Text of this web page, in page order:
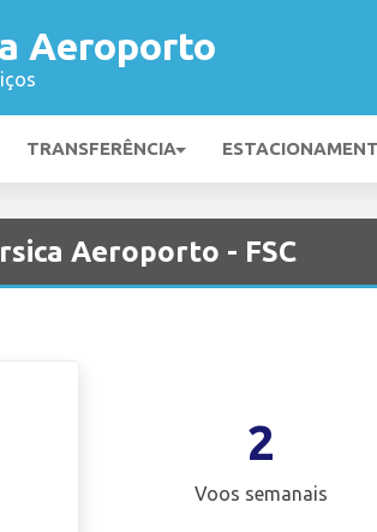
Aeroporto
TRANSFERÊNCIA
Aeroporto - FSC
2
Voos semanais